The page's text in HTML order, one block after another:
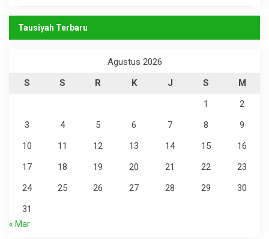
Tausiyah Terbaru
Agustus 2026
S
S R K J S
M
1
2
3
4 5 6 7 8
9
10
11 12 13 14 15
16
17
18 19 20 21 22
23
24
25 26 27 28 29
30
31
« Mar